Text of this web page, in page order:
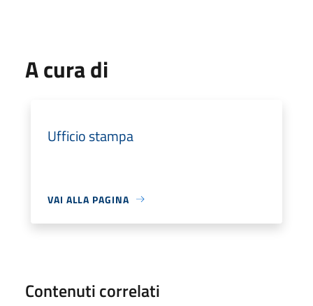
A cura di
Ufficio stampa
VAI ALLA PAGINA
Contenuti correlati